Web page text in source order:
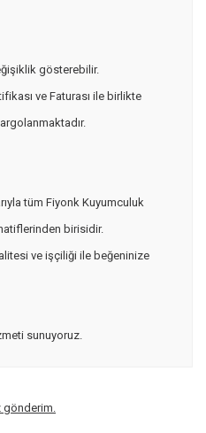
gösterebilir.
ve Faturası ile birlikte
tüm Fiyonk Kuyumculuk
birisidir.
ve işçiliği ile beğeninize
sunuyoruz.
gönderim.